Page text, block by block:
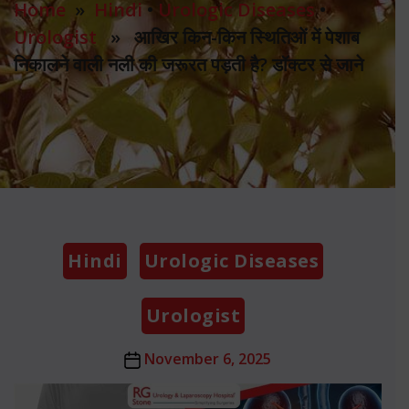
Home » Hindi• Urologic Diseases•
Urologist » आखिर किन-किन स्थितिओं में पेशाब
निकालने वाली नली की जरूरत पड़ती है? डॉक्टर से जाने
Categories
Hindi Urologic Diseases
Urologist
Post
date
November 6, 2025